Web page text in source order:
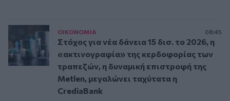
ΟΙΚΟΝΟΜΙΑ 08:45
Στόχος για νέα δάνεια 15 δισ. το 2026, η
«ακτινογραφία» της κερδοφορίας των
τραπεζών, η δυναμική επιστροφή της
Metlen, μεγαλώνει ταχύτατα η
CrediaBank